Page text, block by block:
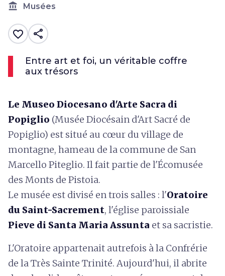
account_balance Musées
favorite_border share
Entre art et foi, un véritable coffre
aux trésors
Le Museo Diocesano d'Arte Sacra di
Popiglio (Musée Diocésain d'Art Sacré de
Popiglio) est situé au cœur du village de
montagne, hameau de la commune de San
Marcello Piteglio. Il fait partie de l'Écomusée
des Monts de Pistoia.
Le musée est divisé en trois salles : l'Oratoire
du Saint-Sacrement, l'église paroissiale
Pieve di Santa Maria Assunta et sa sacristie.
L'Oratoire appartenait autrefois à la Confrérie
de la Très Sainte Trinité. Aujourd'hui, il abrite